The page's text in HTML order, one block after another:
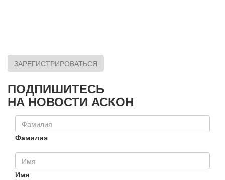
ЗАРЕГИСТРИРОВАТЬСЯ
ПОДПИШИТЕСЬ
НА НОВОСТИ АСКОН
Фамилия
Имя